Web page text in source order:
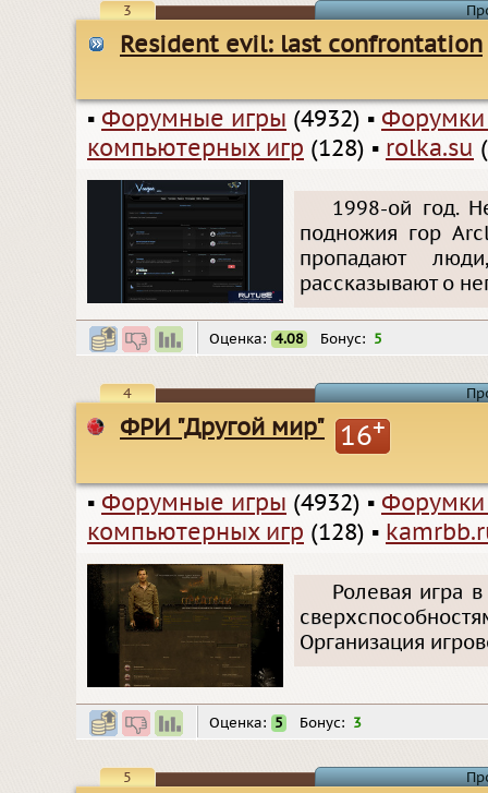
3
Resident evil: last confrontation
▪ Форумные игры (4932) ▪
компьютерных игр (128) ▪ rolka.su
1998-ой год.
подножия гор
пропадают
рассказывают о
Оценка: 4.08 Бонус: 5
4
ФРИ "Другой мир" 16+
▪ Форумные игры (4932) ▪
компьютерных игр (128) ▪
Ролевая игра
Организация
Оценка: 5 Бонус: 3
5